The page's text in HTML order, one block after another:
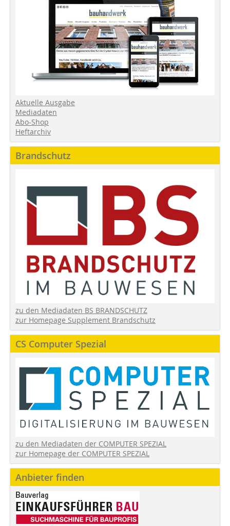
Aktuelle Ausgabe
Mediadaten
Abo-Shop
Heftarchiv
Brandschutz
zu den Mediadaten BS BRANDSCHUTZ
zur Homepage Supplement Brandschutz
CS Computer Spezial
zu den Mediadaten der COMPUTER SPEZIAL
zur Homepage der COMPUTER SPEZIAL
Anbieter finden